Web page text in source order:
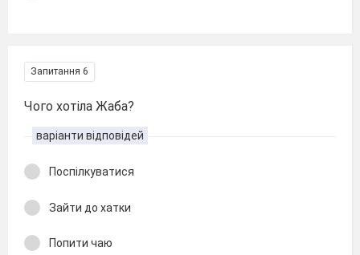
Запитання 6
Чого хотіла Жаба?
варіанти відповідей
Поспілкуватися
Зайти до хатки
Попити чаю